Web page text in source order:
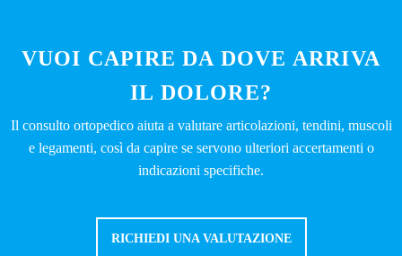
VUOI CAPIRE DA DOVE ARRIVA
IL DOLORE?
Il consulto ortopedico aiuta a valutare articolazioni, tendini, muscoli
e legamenti, così da capire se servono ulteriori accertamenti o
indicazioni specifiche.
RICHIEDI UNA VALUTAZIONE